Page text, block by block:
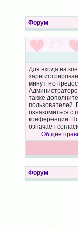
Форум
Для входа на
минут, но
также
пользователей.
ознакомиться с
конференции.
означает
Общие
Форум